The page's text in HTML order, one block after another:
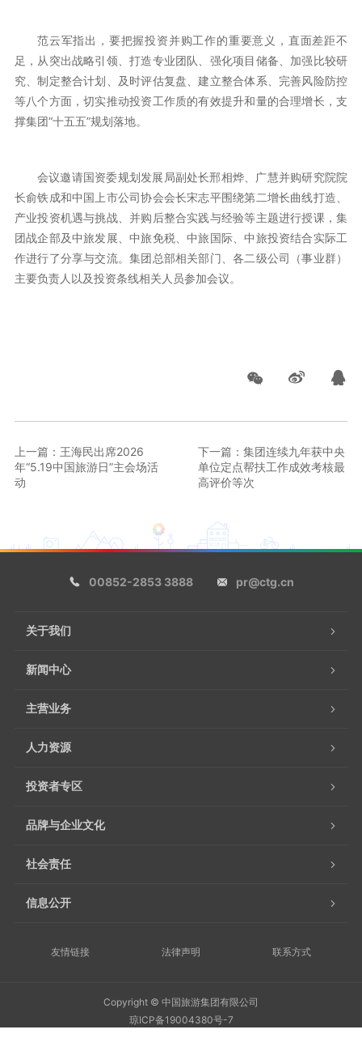
范云军指出，要把握投资并购工作的重要意义，直面差距不
足，从突出战略引领、打造专业团队、强化项目储备、加强比较研
究、制定整合计划、及时评估复盘、建立整合体系、完善风险防控
等八个方面，切实推动投资工作质的有效提升和量的合理增长，支
撑集团“十五五”规划落地。
会议邀请国资委规划发展局副处长邢相烨、广慧并购研究院院
长俞铁成和中国上市公司协会会长宋志平围绕第二增长曲线打造、
产业投资机遇与挑战、并购后整合实践与经验等主题进行授课，集
团战企部及中旅发展、中旅免税、中旅国际、中旅投资结合实际工
作进行了分享与交流。集团总部相关部门、各二级公司（事业群）
主要负责人以及投资条线相关人员参加会议。
上一篇：王海民出席2026
年“5.19中国旅游日”主会场活
动
下一篇：集团连续九年获中央
单位定点帮扶工作成效考核最
高评价等次
00852-2853 3888 pr@ctg.cn
关于我们
新闻中心
主营业务
人力资源
投资者专区
品牌与企业文化
社会责任
信息公开
友情链接 法律声明 联系方式
Copyright © 中国旅游集团有限公司
琼ICP备19004380号-7